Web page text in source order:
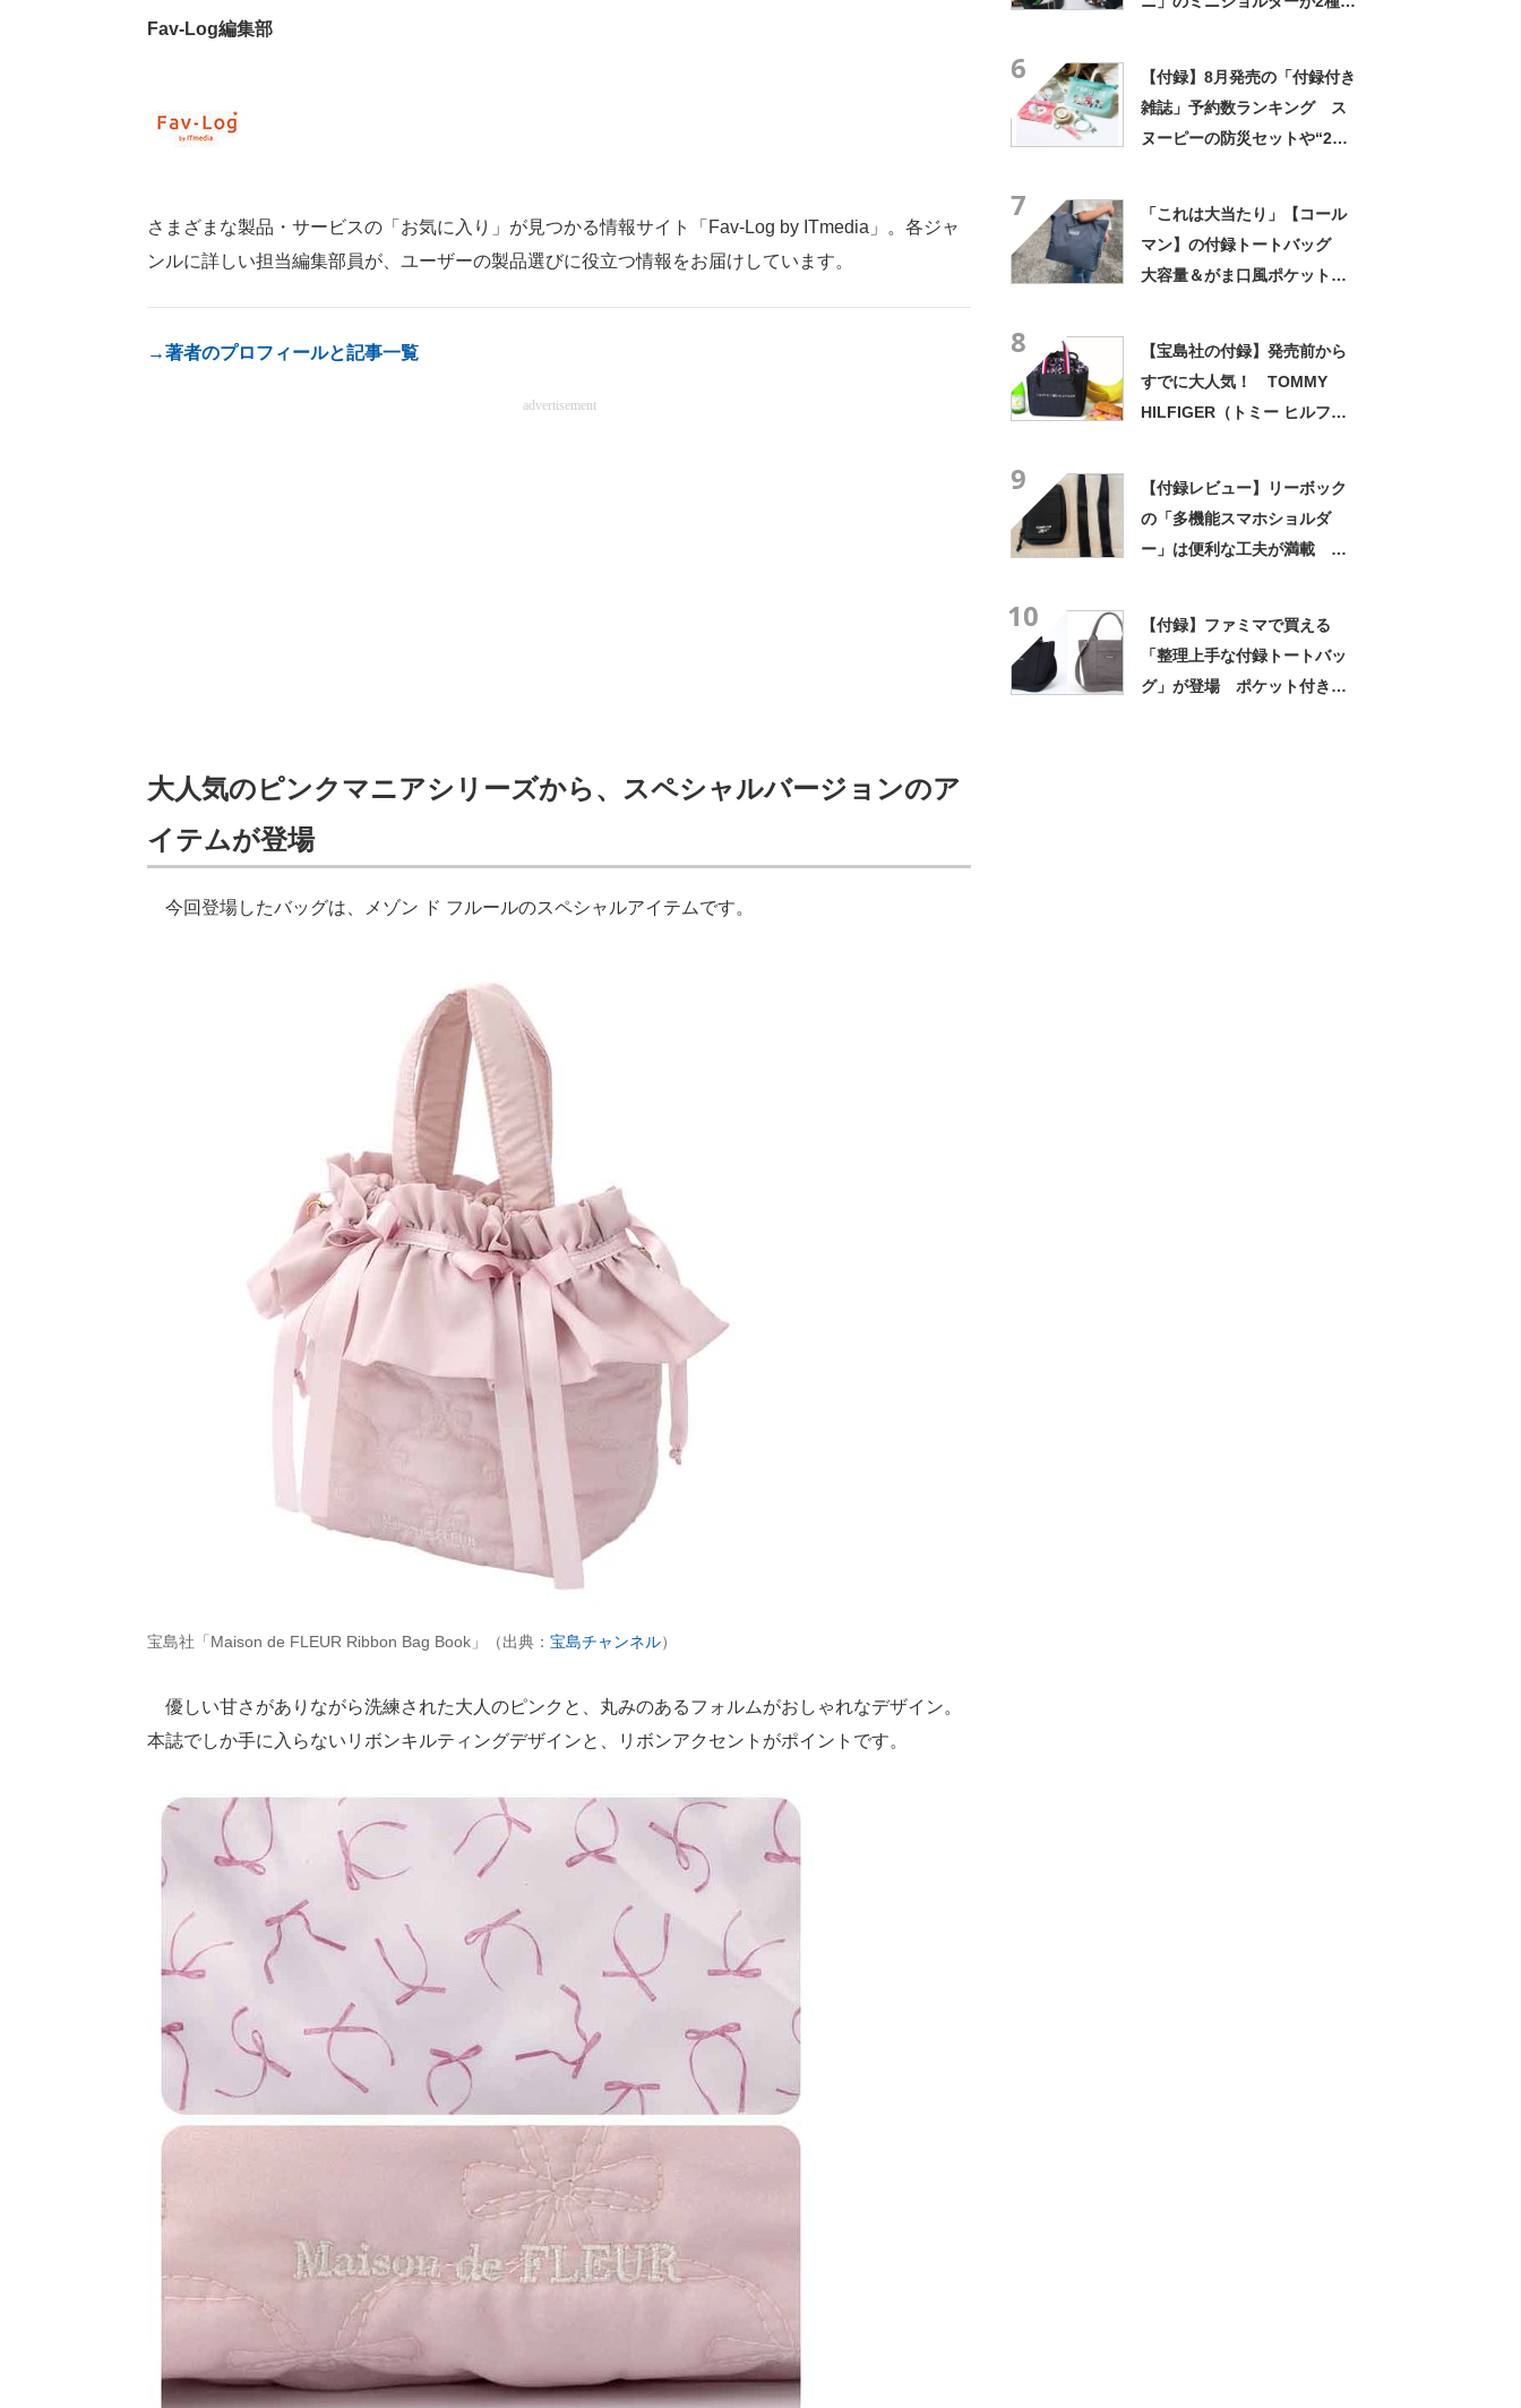
Fav-Log編集部
さまざまな製品・サービスの「お気に入り」が見つかる情報サイト「Fav-Log by ITmedia」。各ジャ
ンルに詳しい担当編集部員が、ユーザーの製品選びに役立つ情報をお届けしています。
→著者のプロフィールと記事一覧
advertisement
大人気のピンクマニアシリーズから、スペシャルバージョンのア
イテムが登場
今回登場したバッグは、メゾン ド フルールのスペシャルアイテムです。
宝島社「Maison de FLEUR Ribbon Bag Book」（出典： 宝島チャンネル）
優しい甘さがありながら洗練された大人のピンクと、丸みのあるフォルムがおしゃれなデザイン。
本誌でしか手に入らないリボンキルティングデザインと、リボンアクセントがポイントです。
6
【付録】8月発売の「付録付き
雑誌」予約数ランキング ス
ヌーピーの防災セットや“2層
7
「これは大当たり」【コール
マン】の付録トートバッグ
大容量＆がま口風ポケットが
8
【宝島社の付録】発売前から
すでに大人気！ TOMMY
HILFIGER（トミー ヒルフィ
9
【付録レビュー】リーボック
の「多機能スマホショルダ
ー」は便利な工夫が満載 男
10
【付録】ファミマで買える
「整理上手な付録トートバッ
グ」が登場 ポケット付きの